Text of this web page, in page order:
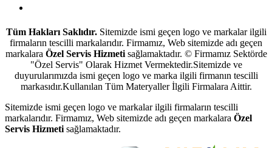
Tüm Hakları Saklıdır. Sitemizde ismi geçen logo ve markalar ilgili
firmaların tescilli markalarıdır. Firmamız, Web sitemizde adı geçen
markalara Özel Servis Hizmetisağlamaktadır. © Firmamız Sektörde
"Özel Servis" Olarak Hizmet Vermektedir.Sitemizde ve
duyurularımızda ismi geçen logo ve marka ilgili firmanın tescilli
markasıdır.Kullanılan Tüm Materyaller İlgili Firmalara Aittir.
Sitemizde ismi geçen logo ve markalar ilgili firmaların tescilli
markalarıdır. Firmamız, Web sitemizde adı geçen markalara Özel
Servis Hizmeti sağlamaktadır.